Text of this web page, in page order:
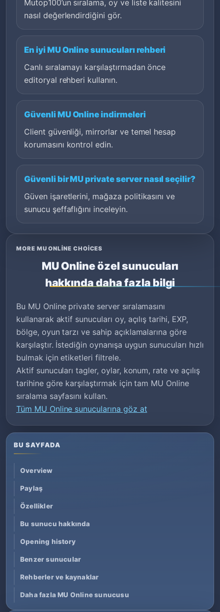
Mutop100’un sıralama, oy ve liste kalitesini
nasıl değerlendirdiğini gör.
En iyi MU Online sunucuları rehberi
Canlı sıralamayı karşılaştırmadan önce
editoryal rehberi kullanın.
Güvenli MU Online indirmeleri
Client güvenliği, mirrorlar ve temel hesap
korumasını kontrol edin.
Güvenli bir MU private server nasıl seçilir?
Güven işaretlerini, mağaza politikasını ve
sunucu şeffaflığını inceleyin.
MORE MU ONLINE CHOICES
MU Online özel sunucuları
hakkında daha fazla bilgi
Bu MU Online private server sıralamasını
kullanarak aktif sunucuları oy, açılış tarihi, EXP,
bölge, oyun tarzı ve sahip açıklamalarına göre
karşılaştır. İstediğin oynanışa uygun sunucuları hızlı
bulmak için etiketleri filtrele.
Aktif sunucuları tagler, oylar, konum, rate ve açılış
tarihine göre karşılaştırmak için tam MU Online
sıralama sayfasını kullan.
Tüm MU Online sunucularına göz at
BU SAYFADA
Overview
Paylaş
Özellikler
Bu sunucu hakkında
Opening history
Benzer sunucular
Rehberler ve kaynaklar
Daha fazla MU Online sunucusu